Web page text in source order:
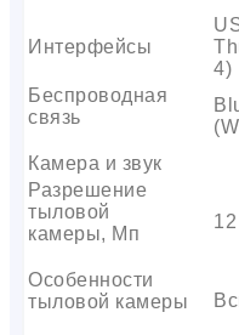
Интерфейсы
4)
Беспроводная
связь
Камера и звук
Разрешение
тыловой
камеры, Мп
12
Особенности
тыловой камеры